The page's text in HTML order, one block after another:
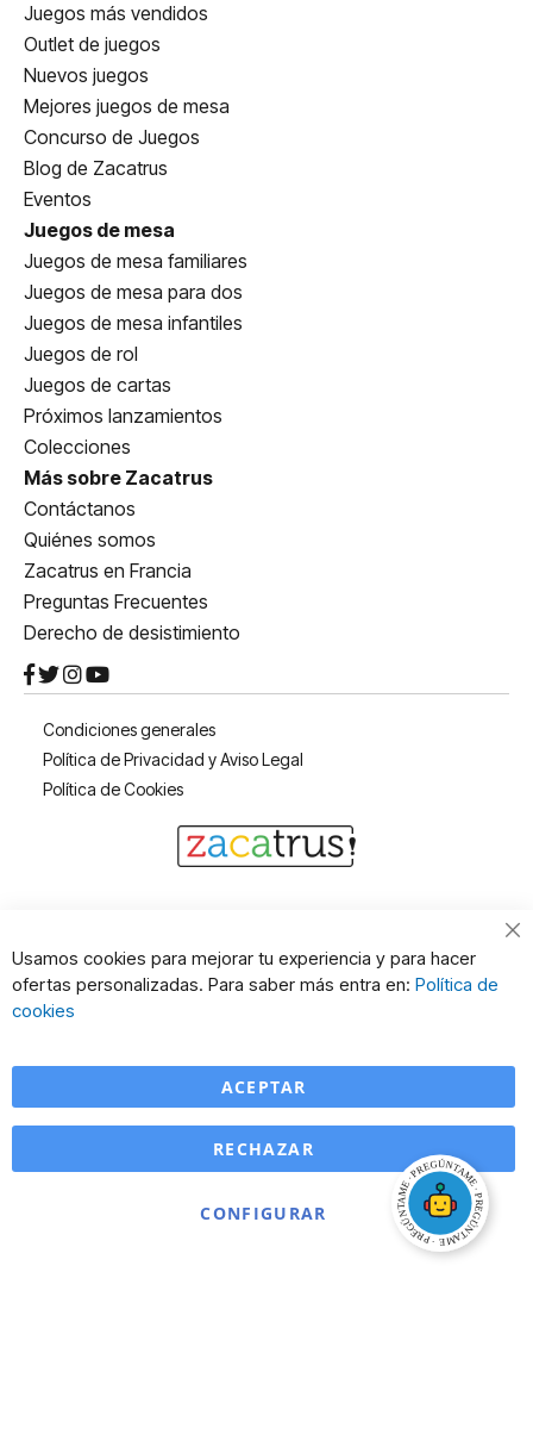
Juegos más vendidos
Outlet de juegos
Nuevos juegos
Mejores juegos de mesa
Concurso de Juegos
Blog de Zacatrus
Eventos
Juegos de mesa
Juegos de mesa familiares
Juegos de mesa para dos
Juegos de mesa infantiles
Juegos de rol
Juegos de cartas
Próximos lanzamientos
Colecciones
Más sobre Zacatrus
Contáctanos
Quiénes somos
Zacatrus en Francia
Preguntas Frecuentes
Derecho de desistimiento
Condiciones generales
Política de Privacidad y Aviso Legal
Política de Cookies
Usamos cookies para mejorar tu experiencia y para hacer
ofertas personalizadas. Para saber más entra en: Política de
cookies
ACEPTAR
CONFIGURAR
RECHAZAR